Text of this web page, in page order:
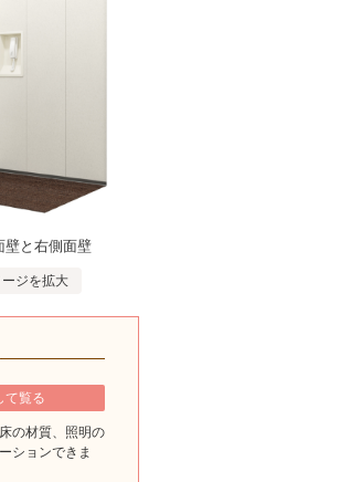
壁と右側面壁
ージを拡大
て覧る
の材質、照明の
ションできま